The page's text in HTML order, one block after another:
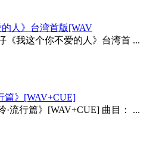
人》台湾首版[WAV
《我这个你不爱的人》台湾首 ...
篇》[WAV+CUE]
·流行篇》[WAV+CUE] 曲目： ...